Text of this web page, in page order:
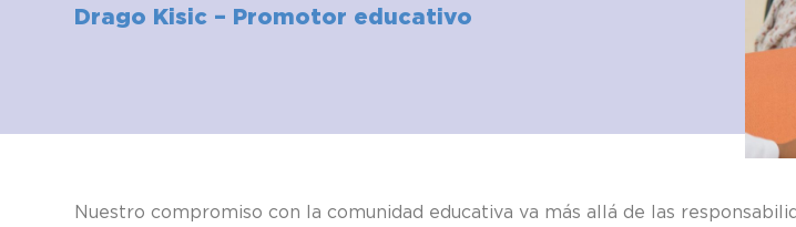
Drago Kisic – Promotor educativo
Nuestro compromiso con la comunidad educativa va más allá de las